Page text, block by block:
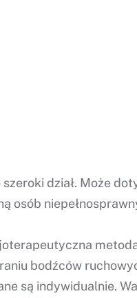
dział. Może
osób
bodźców
są indywidualnie.